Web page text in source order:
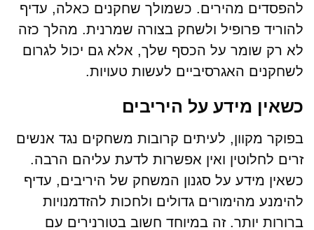
להפסדים מהירים. כשמולך שחקנים כאלה, עדיף
להוריד פרופיל ולשחק בצורה שמרנית. מהלך כזה
לא רק שומר על הכסף שלך, אלא גם יכול לגרום
לשחקנים האגרסיביים לעשות טעויות.
כשאין מידע על היריבים
בפוקר מקוון, לעיתים קרובות משחקים נגד אנשים
זרים לחלוטין ואין אפשרות לדעת עליהם הרבה.
כשאין מידע על סגנון המשחק של היריבים, עדיף
להימנע מהימורים גדולים ולחכות להזדמנויות
ברורות יותר. זה במיוחד חשוב בטורנירים עם